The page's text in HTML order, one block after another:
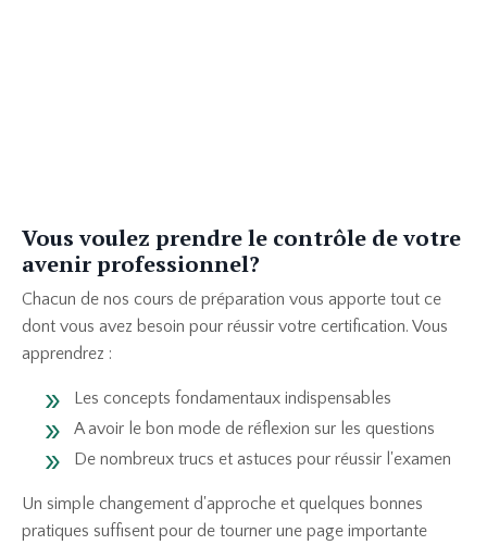
Vous voulez prendre le contrôle de votre
avenir professionnel?
Chacun de nos cours de préparation vous apporte tout ce
dont vous avez besoin pour réussir votre certification. Vous
apprendrez :
Les concepts fondamentaux indispensables
A avoir le bon mode de réflexion sur les questions
De nombreux trucs et astuces pour réussir l'examen
Un simple changement d'approche et quelques bonnes
pratiques suffisent pour de tourner une page importante